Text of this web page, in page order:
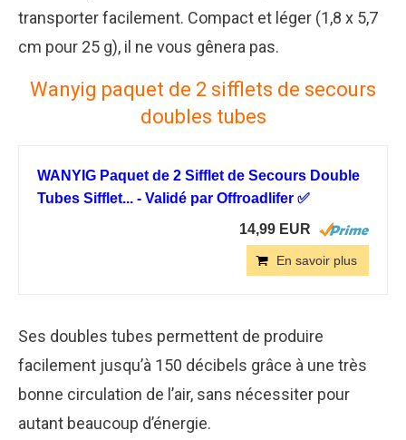
transporter facilement. Compact et léger (1,8 x 5,7
cm pour 25 g), il ne vous gênera pas.
Wanyig paquet de 2 sifflets de secours
doubles tubes
WANYIG Paquet de 2 Sifflet de Secours Double
Tubes Sifflet... - Validé par Offroadlifer ✅
14,99 EUR
En savoir plus
Ses doubles tubes permettent de produire
facilement jusqu’à 150 décibels grâce à une très
bonne circulation de l’air, sans nécessiter pour
autant beaucoup d’énergie.